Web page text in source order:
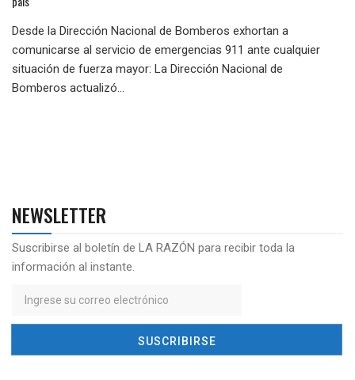
Desde la Dirección Nacional de Bomberos exhortan a
comunicarse al servicio de emergencias 911 ante cualquier
situación de fuerza mayor: La Dirección Nacional de
Bomberos actualizó...
NEWSLETTER
Suscribirse al boletín de LA RAZÓN para recibir toda la
información al instante.